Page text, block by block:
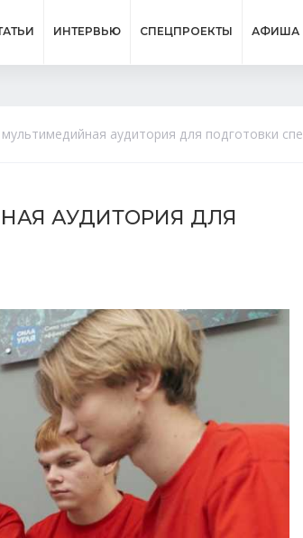
ИНТЕРВЬЮ СПЕЦПРОЕКТЫ АФИША
аудитория для подготовки
АУДИТОРИЯ ДЛЯ